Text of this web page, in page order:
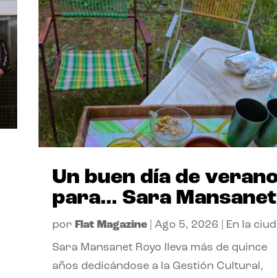
Un buen día de
para… Sara Mansanet
por Flat Magazine| Ago 5, 2026 En la
Sara Mansanet Royo lleva más de quince
años dedicándose a la Gestión Cultural,